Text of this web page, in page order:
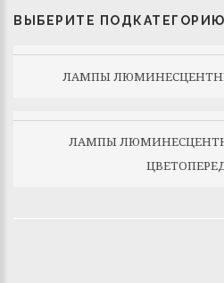
ВЫБЕРИТЕ ПОДКАТЕГОРИЮ
ЛАМПЫ
ЛАМПЫ